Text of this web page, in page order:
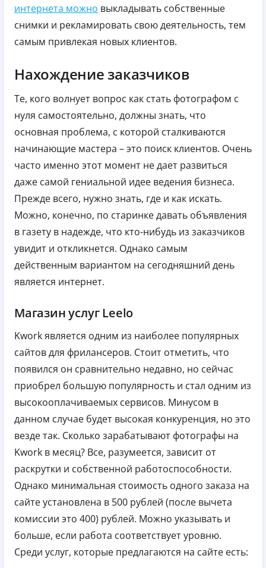
интернета можно выкладывать собственные
снимки и рекламировать свою деятельность, тем
самым привлекая новых клиентов.
Нахождение заказчиков
Те, кого волнует вопрос как стать фотографом с
нуля самостоятельно, должны знать, что
основная проблема, с которой сталкиваются
начинающие мастера – это поиск клиентов. Очень
часто именно этот момент не дает развиться
даже самой гениальной идее ведения бизнеса.
Прежде всего, нужно знать, где и как искать.
Можно, конечно, по старинке давать объявления
в газету в надежде, что кто-нибудь из заказчиков
увидит и откликнется. Однако самым
действенным вариантом на сегодняшний день
является интернет.
Магазин услуг Leelo
Kwork является одним из наиболее популярных
сайтов для фрилансеров. Стоит отметить, что
появился он сравнительно недавно, но сейчас
приобрел большую популярность и стал одним из
высокооплачиваемых сервисов. Минусом в
данном случае будет высокая конкуренция, но это
везде так. Сколько зарабатывают фотографы на
Kwork в месяц? Все, разумеется, зависит от
раскрутки и собственной работоспособности.
Однако минимальная стоимость одного заказа на
сайте установлена в 500 рублей (после вычета
комиссии это 400) рублей. Можно указывать и
больше, если работа соответствует уровню.
Среди услуг, которые предлагаются на сайте есть: